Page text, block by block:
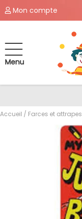
Mon compte
Menu
Accueil / Farces et attrapes